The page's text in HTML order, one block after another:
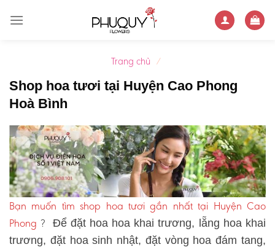
Trang chủ /
Shop hoa tươi tại Huyện Cao Phong
Hoà Bình
Bạn muốn tìm shop hoa tươi gần nhất tại Huyện Cao
Phong ? Để đặt hoa hoa khai trương, lẵng hoa khai
trương, đặt hoa sinh nhật, đặt vòng hoa đám tang,